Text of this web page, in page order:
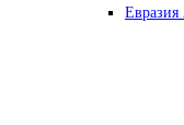
Евразия